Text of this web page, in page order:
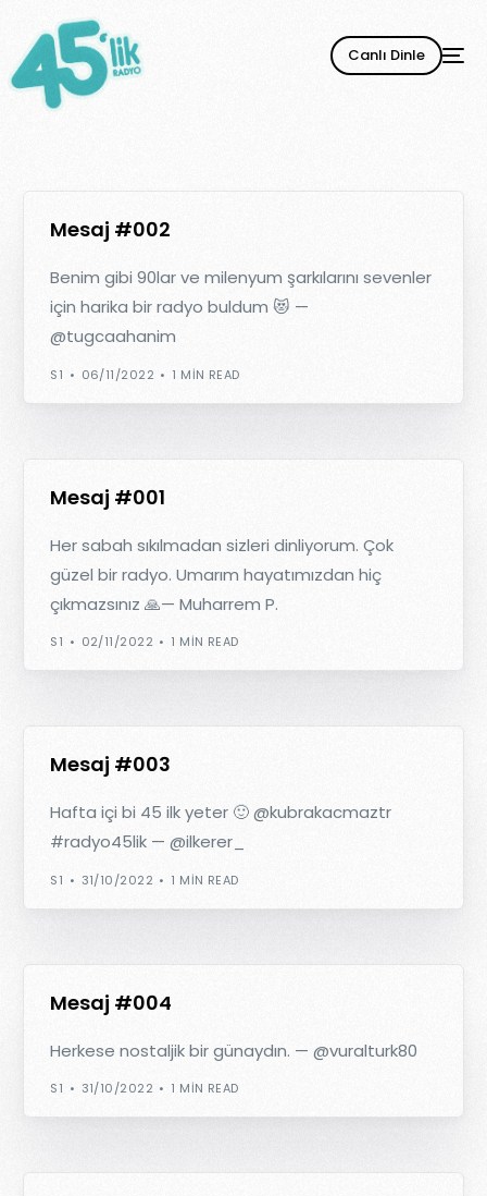
Canlı Dinle
Mesaj #002
Benim gibi 90lar ve milenyum şarkılarını sevenler
için harika bir radyo buldum 😻 —
@tugcaahanim
S1 06/11/2022 1 MIN READ
Mesaj #001
Her sabah sıkılmadan sizleri dinliyorum. Çok
güzel bir radyo. Umarım hayatımızdan hiç
çıkmazsınız 🙏— Muharrem P.
S1 02/11/2022 1 MIN READ
Mesaj #003
Hafta içi bi 45 ilk yeter 🙂 @kubrakacmaztr
#radyo45lik — @ilkerer_
S1 31/10/2022 1 MIN READ
Mesaj #004
Herkese nostaljik bir günaydın. — @vuralturk80
S1 31/10/2022 1 MIN READ